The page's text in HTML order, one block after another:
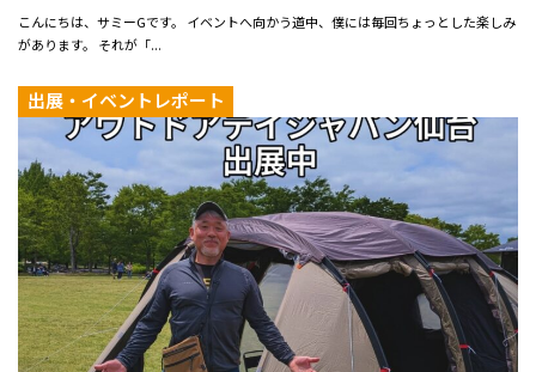
こんにちは、サミーGです。 イベントへ向かう道中、僕には毎回ちょっとした楽しみ
があります。 それが「...
出展・イベントレポート